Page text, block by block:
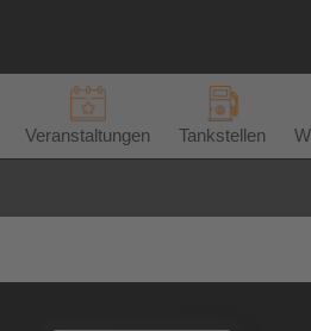
Veranstaltungen Tankstellen